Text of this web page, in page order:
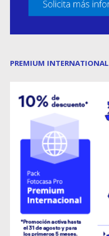
PREMIUM INTERNATIONAL